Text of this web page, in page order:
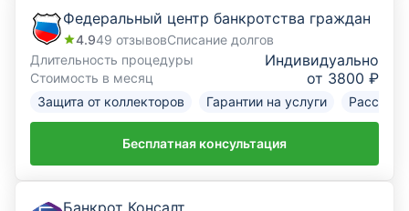
Федеральный центр банкротства граждан
4.949 отзывовСписание долгов
Длительность процедуры
Индивидуально
Стоимость в месяц от 3800 ₽
Защита от коллекторов Гарантии на услуги
Бесплатная консультация
Банкрот Консалт